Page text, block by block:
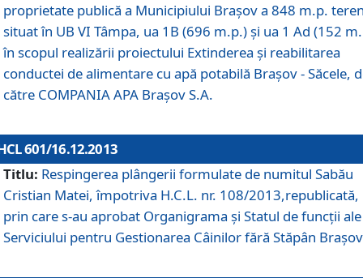
proprietate publică a Municipiului Braşov a 848 m.p.
situat în UB VI Tâmpa, ua 1B (696 m.p.) şi ua 1 Ad (152
în scopul realizării proiectului Extinderea şi reabilitarea
conductei de alimentare cu apă potabilă Braşov - Săcele,
către COMPANIA APA Braşov S.A.
601/16.12.2013
Titlu: Respingerea plângerii formulate de numitul Sabău
Cristian Matei, împotriva H.C.L. nr. 108/2013,republicată,
prin care s-au aprobat Organigrama şi Statul de funcţii ale
Serviciului pentru Gestionarea Câinilor fără Stăpân